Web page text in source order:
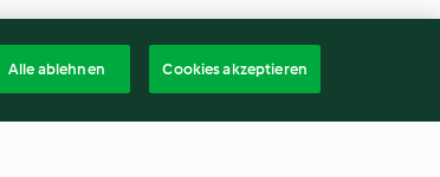
Alle ablehnen Cookies akzeptieren